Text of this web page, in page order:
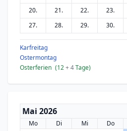
20.
21. 22. 23.
27.
28. 29. 30.
Karfreitag
Ostermontag
Osterferien (12+ 4Tage)
Mai 2026
Mo Di Mi Do